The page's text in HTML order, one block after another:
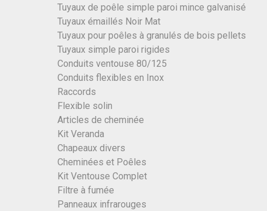
Tuyaux de poêle simple paroi mince galvanisé
Tuyaux émaillés Noir Mat
Tuyaux pour poêles à granulés de bois pellets
Tuyaux simple paroi rigides
Conduits ventouse 80/125
Conduits flexibles en Inox
Raccords
Flexible solin
Articles de cheminée
Kit Veranda
Chapeaux divers
Cheminées et Poêles
Kit Ventouse Complet
Filtre à fumée
Panneaux infrarouges